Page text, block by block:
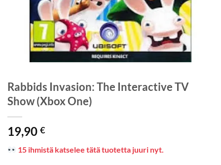
Rabbids Invasion: The Interactive TV
Show (Xbox One)
19,90 €
15 ihmistä katselee tätä tuotetta juuri nyt.